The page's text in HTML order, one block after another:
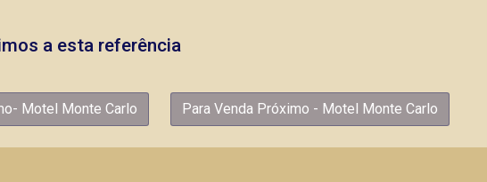
a esta referência
Motel Monte Carlo Para Venda Próximo - Motel Monte Carlo